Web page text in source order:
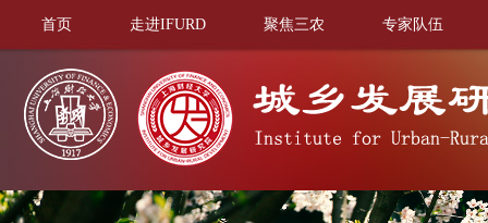
首页 走进IFURD 聚焦三农 专家队伍